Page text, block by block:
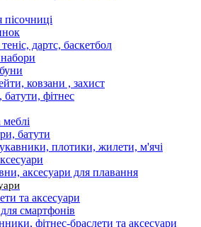
дартс, баскетбол
набори
ковзани , захист
фітнес
батути
плотики, жилети, м'ячі
аксесуари для плавання
та аксесуари
смартфонів
фітнес-браслети та аксесуари